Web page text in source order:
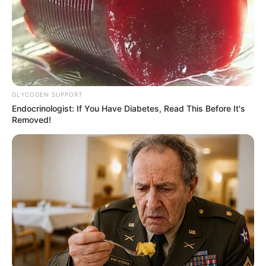
Laskar Pemimpi(2010), sebagai Kapten Hadi Sugito
London Virginia(2010), sebagai Chandra/Sandra
Anak Setan(2009), sebagai Lano
Wakil Rakyat(2009), sebagai Abimanyu
Love
(2008), sebagai Arif
Film Pendek
(2012), sebagai Sutradara
Menduda(2024), sebagai Dimas
The One(2024), sebagai Produser eksekutif
Roy & Marten: Sahabat Sehidup Semati (Vision+ | 2023),
GLYCOGEN SUPPORT
Endocrinologist: If You Have Diabetes, Read This Before It's
Removed!